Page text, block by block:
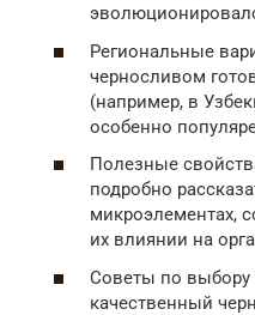
Региональные
черносливом
(например, в
особенно
Полезные
подробно
микроэлементах,
их влиянии на
Советы по выбору
качественный